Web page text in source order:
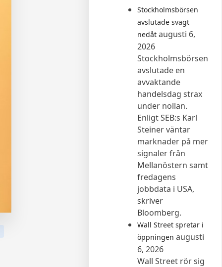
Stockholmsbörsen
avslutade svagt
nedåt augusti 6,
2026
Stockholmsbörsen
avslutade en
avvaktande
handelsdag strax
under nollan.
Enligt SEB:s Karl
Steiner väntar
marknader på mer
signaler från
Mellanöstern samt
fredagens
jobbdata i USA,
skriver
Bloomberg.
Wall Street spretar i
öppningen augusti
6, 2026
Wall Street rör sig